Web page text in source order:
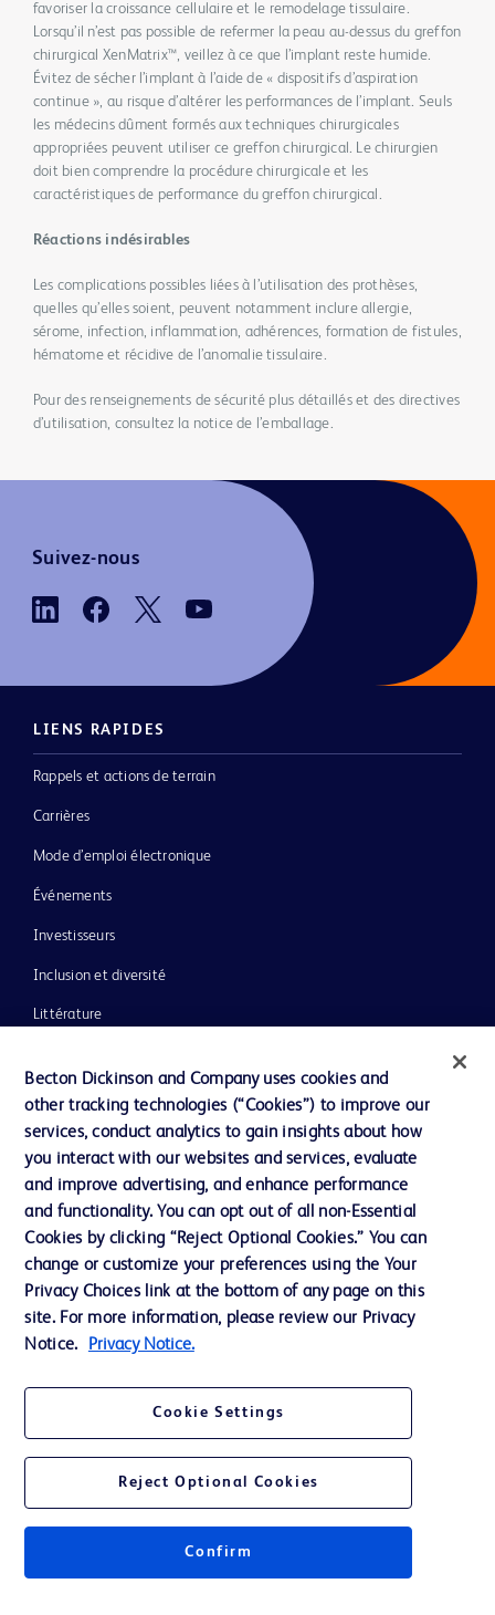
favoriser la croissance cellulaire et le remodelage tissulaire.
Lorsqu’il n’est pas possible de refermer la peau au-dessus du greffon
chirurgical XenMatrix™, veillez à ce que l’implant reste humide.
Évitez de sécher l’implant à l’aide de « dispositifs d’aspiration
continue », au risque d’altérer les performances de l’implant. Seuls
les médecins dûment formés aux techniques chirurgicales
appropriées peuvent utiliser ce greffon chirurgical. Le chirurgien
doit bien comprendre la procédure chirurgicale et les
caractéristiques de performance du greffon chirurgical.
Réactions indésirables
Les complications possibles liées à l’utilisation des prothèses,
quelles qu’elles soient, peuvent notamment inclure allergie,
sérome, infection, inflammation, adhérences, formation de fistules,
hématome et récidive de l’anomalie tissulaire.
Pour des renseignements de sécurité plus détaillés et des directives
d’utilisation, consultez la notice de l’emballage.
Suivez-nous
LIENS RAPIDES
Rappels et actions de terrain
Carrières
Mode d’emploi électronique
Événements
Investisseurs
Inclusion et diversité
Littérature
Notre entreprise
Éthique et conformité
Assistance
Nous contacter
Préférences en matière de cookies
Confidentialité
Accessibilité du site Web
© 2026 BD. Tous droits réservés. BD et le logo de BD sont des marques
Becton Dickinson and Company uses cookies and
other tracking technologies (“Cookies”) to improve our
services, conduct analytics to gain insights about how
you interact with our websites and services, evaluate
and improve advertising, and enhance performance
and functionality. You can opt out of all non-Essential
Cookies by clicking “Reject Optional Cookies.” You can
change or customize your preferences using the Your
Privacy Choices link at the bottom of any page on this
site. For more information, please review our Privacy
Notice.
Privacy Notice.
Cookie Settings
Reject Optional Cookies
Confirm